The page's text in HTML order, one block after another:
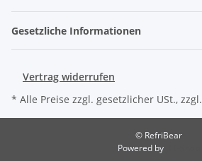
Gesetzliche Informationen
Vertrag widerrufen
* Alle Preise zzgl. gesetzlicher USt., zzgl.
© RefriBear
Powered by